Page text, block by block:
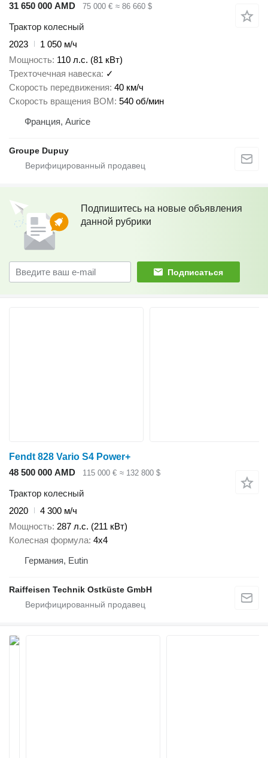
31 650 000 AMD
75 000 € ≈ 86 660 $
Трактор колесный
2023
1 050 м/ч
Мощность 110 л.с. (81 кВт)
Трехточечная навеска ✓
Скорость передвижения 40 км/ч
Скорость вращения ВОМ 540 об/мин
Франция, Aurice
Groupe Dupuy
Подпишитесь на новые объявления
данной рубрики
Подписаться
Fendt 828 Vario S4 Power+
48 500 000 AMD
115 000 € ≈ 132 800 $
Трактор колесный
2020
4 300 м/ч
Мощность 287 л.с. (211 кВт)
Колесная формула 4x4
Германия, Eutin
Raiffeisen Technik Ostküste GmbH